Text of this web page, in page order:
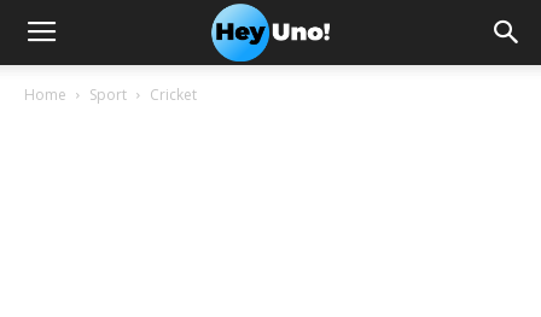
Home Sport Cricket